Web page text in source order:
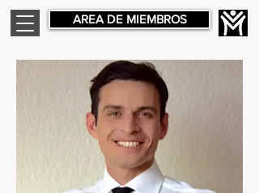
AREA DE MIEMBROS